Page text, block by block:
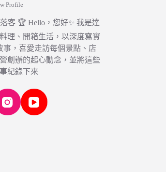
Profile
客 🏆 Hello，您好✨ 我是達
理、開箱生活，以深度寫實
事，喜愛走訪每個景點、店
創辦的起心動念，並將這些
紀錄下來